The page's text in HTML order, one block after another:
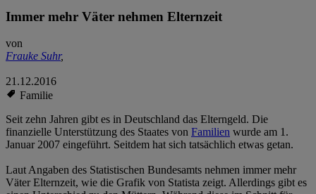
Immer mehr Väter nehmen Elternzeit
von
Frauke Suhr,
21.12.2016
Familie
Seit zehn Jahren gibt es in Deutschland das Elterngeld. Die
finanzielle Unterstützung des Staates von Familien wurde am 1.
Januar 2007 eingeführt. Seitdem hat sich tatsächlich etwas getan.
Laut Angaben des Statistischen Bundesamts nehmen immer mehr
Väter Elternzeit, wie die Grafik von Statista zeigt. Allerdings gibt es